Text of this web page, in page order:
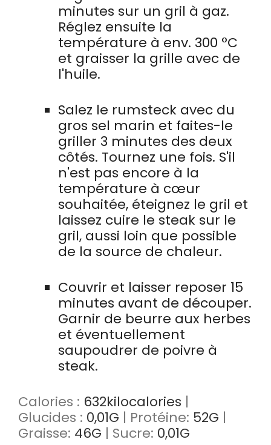
minutes sur un gril à gaz.
Réglez ensuite la
température à env. 300 °C
et graisser la grille avec de
l'huile.
Salez le rumsteck avec du
gros sel marin et faites-le
griller 3 minutes des deux
côtés. Tournez une fois. S'il
n'est pas encore à la
température à cœur
souhaitée, éteignez le gril et
laissez cuire le steak sur le
gril, aussi loin que possible
de la source de chaleur.
Couvrir et laisser reposer 15
minutes avant de découper.
Garnir de beurre aux herbes
et éventuellement
saupoudrer de poivre à
steak.
Calories : 632kilocalories |
Glucides : 0,01G | Protéine: 52G |
Graisse: 46G | Sucre: 0,01G